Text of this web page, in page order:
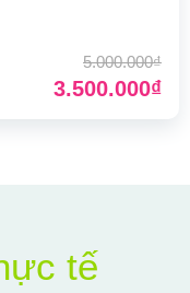
5.000.000₫
3.500.000₫
tế